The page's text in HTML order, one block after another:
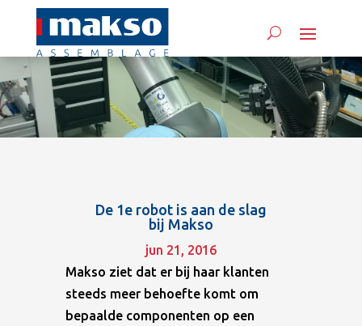
De 1e robot is aan de slag
bij Makso
jun 21, 2016
Makso ziet dat er bij haar klanten
steeds meer behoefte komt om
bepaalde componenten op een